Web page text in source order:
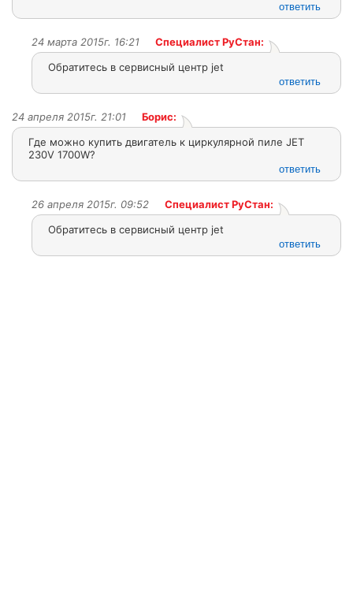
ответить
24 марта 2015г. 16:21
Специалист РуСтан:
Обратитесь в сервисный центр jet
ответить
24 апреля 2015г. 21:01
Борис:
Где можно купить двигатель к циркулярной пиле JET
230V 1700W?
ответить
26 апреля 2015г. 09:52
Специалист РуСтан:
Обратитесь в сервисный центр jet
ответить